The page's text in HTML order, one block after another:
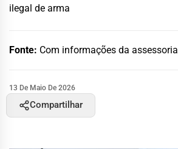
ilegal de arma
Fonte: Com informações da assessoria
13 De Maio De 2026
Compartilhar